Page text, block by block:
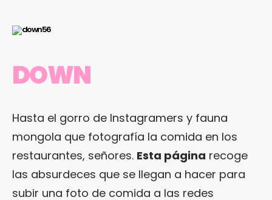
DOWN
Hasta el gorro de Instagramers y fauna
mongola que fotografía la comida en los
restaurantes, señores. Esta página recoge
las absurdeces que se llegan a hacer para
subir una foto de comida a las redes